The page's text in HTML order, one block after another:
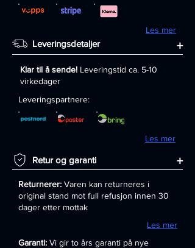
Les mer
Leveringsdetaljer +
Klar til å sende! Leveringstid ca. 5-10
virkedager
Leveringspartnere:
Les mer
Retur og garanti +
Returnerer: Varen kan returneres i
original stand mot full refusjon innen 30
dager etter mottak
Les mer
Garanti: Vi gir to års garanti på nye